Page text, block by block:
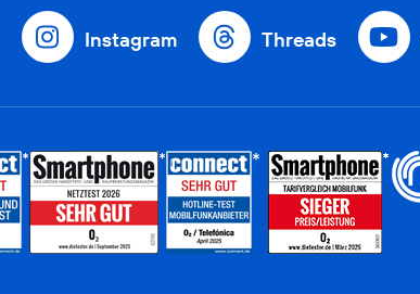
Instagram Threads